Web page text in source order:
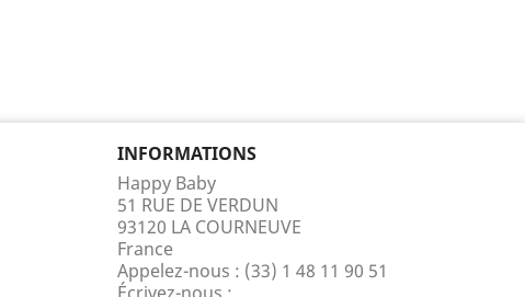
INFORMATIONS
Happy Baby
51 RUE DE VERDUN
93120 LA COURNEUVE
France
Appelez-nous : (33) 1 48 11 90 51